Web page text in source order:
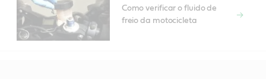
Como verificar o fluido de
freio da motocicleta